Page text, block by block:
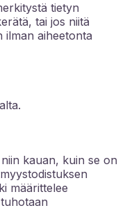
tietyn
tai jos niitä
ilman aiheetonta
kauan, kuin se on
määrittelee